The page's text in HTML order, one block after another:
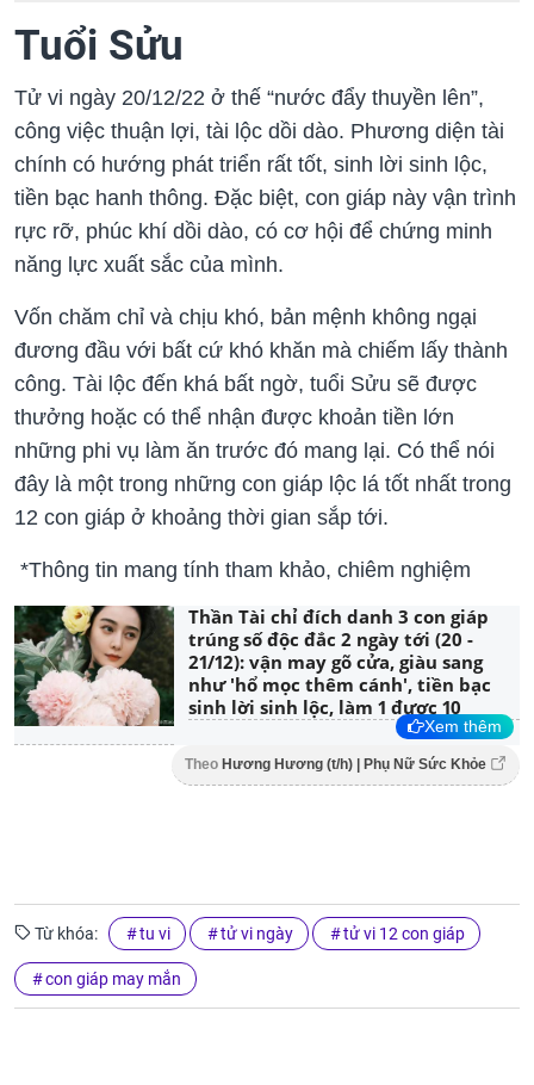
Tuổi Sửu
Tử vi ngày 20/12/22 ở thế “nước đẩy thuyền lên”,
công việc thuận lợi, tài lộc dồi dào. Phương diện tài
chính có hướng phát triển rất tốt, sinh lời sinh lộc,
tiền bạc hanh thông. Đặc biệt, con giáp này vận trình
rực rỡ, phúc khí dồi dào, có cơ hội để chứng minh
năng lực xuất sắc của mình.
Vốn chăm chỉ và chịu khó, bản mệnh không ngại
đương đầu với bất cứ khó khăn mà chiếm lấy thành
công. Tài lộc đến khá bất ngờ, tuổi Sửu sẽ được
thưởng hoặc có thể nhận được khoản tiền lớn
những phi vụ làm ăn trước đó mang lại. Có thể nói
đây là một trong những con giáp lộc lá tốt nhất trong
12 con giáp ở khoảng thời gian sắp tới.
*Thông tin mang tính tham khảo, chiêm nghiệm
Thần Tài chỉ đích danh 3 con giáp
trúng số độc đắc 2 ngày tới (20 -
21/12): vận may gõ cửa, giàu sang
như 'hổ mọc thêm cánh', tiền bạc
sinh lời sinh lộc, làm 1 được 10
Xem thêm
Theo Hương Hương (t/h) | Phụ Nữ Sức Khỏe
Từ khóa: tu vi tử vi ngày tử vi 12 con giáp
con giáp may mắn